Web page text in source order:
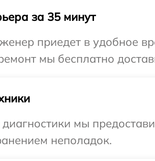
за 35 минут
приедет в удобное
мы бесплатно
мы
неполадок.